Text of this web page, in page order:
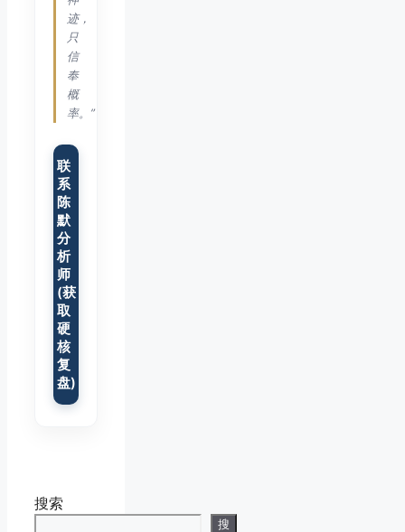
迹，
只
信
奉
概
率。”
联
系
陈
默
分
析
师
(获
取
硬
核
复
盘)
搜索
搜